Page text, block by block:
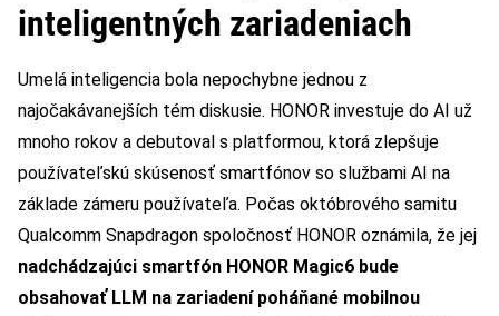
inteligentných zariadeniach
Umelá inteligencia bola nepochybne jednou z
najočakávanejších tém diskusie. HONOR investuje do AI už
mnoho rokov a debutoval s platformou, ktorá zlepšuje
používateľskú skúsenosť smartfónov so službami AI na
základe zámeru používateľa. Počas októbrového samitu
Qualcomm Snapdragon spoločnosť HONOR oznámila, že jej
nadchádzajúci smartfón HONOR Magic6 bude
obsahovať LLM na zariadení poháňané mobilnou